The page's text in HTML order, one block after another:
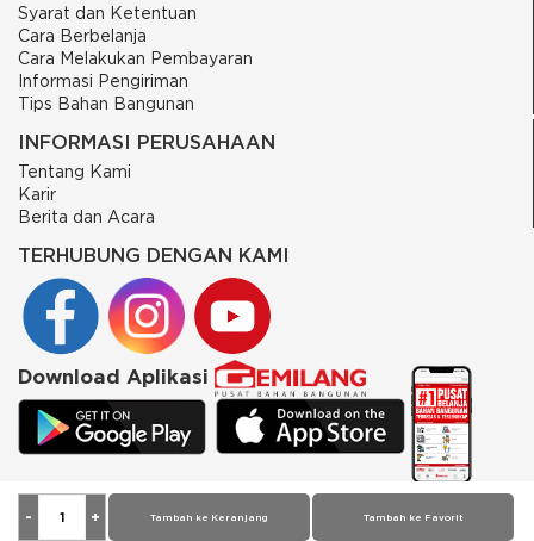
Tambah ke Keranjang Tambah ke Favorit
Syarat dan Ketentuan
Cara Berbelanja
Cara Melakukan Pembayaran
Informasi Pengiriman
Tips Bahan Bangunan
INFORMASI PERUSAHAAN
Tentang Kami
Karir
Berita dan Acara
TERHUBUNG DENGAN KAMI
Download Aplikasi
© 2026 PT Putra Gemilang Prima. All rights reserved